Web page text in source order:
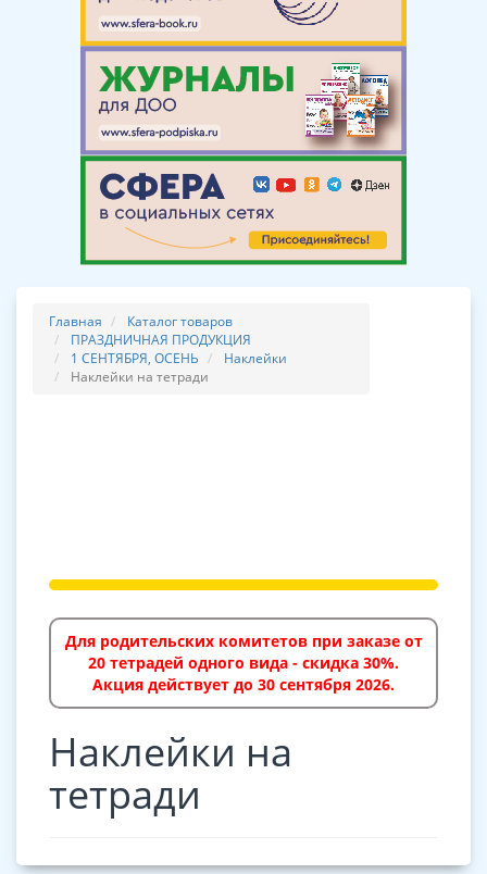
Главная
Каталог товаров
ПРАЗДНИЧНАЯ ПРОДУКЦИЯ
1 СЕНТЯБРЯ, ОСЕНЬ
Наклейки
Наклейки на тетради
Для родительских комитетов при заказе от
20 тетрадей одного вида - скидка 30%.
Акция действует до 30 сентября 2026.
Наклейки на
тетради